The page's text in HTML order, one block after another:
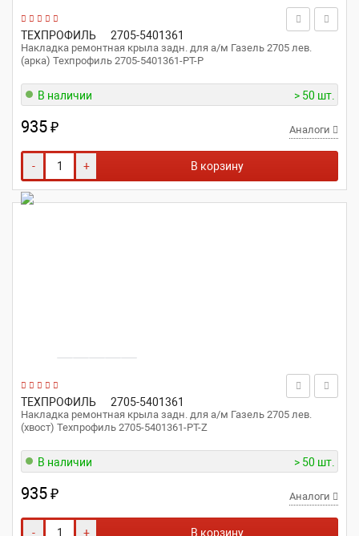
ТЕХПРОФИЛЬ 2705-5401361
Накладка ремонтная крыла задн. для а/м Газель 2705 лев.
(арка) Техпрофиль 2705-5401361-РТ-Р
В наличии > 50 шт.
935₽ Аналоги
- + В корзину
ТЕХПРОФИЛЬ 2705-5401361
Накладка ремонтная крыла задн. для а/м Газель 2705 лев.
(хвост) Техпрофиль 2705-5401361-РТ-Z
В наличии > 50 шт.
935₽ Аналоги
- + В корзину